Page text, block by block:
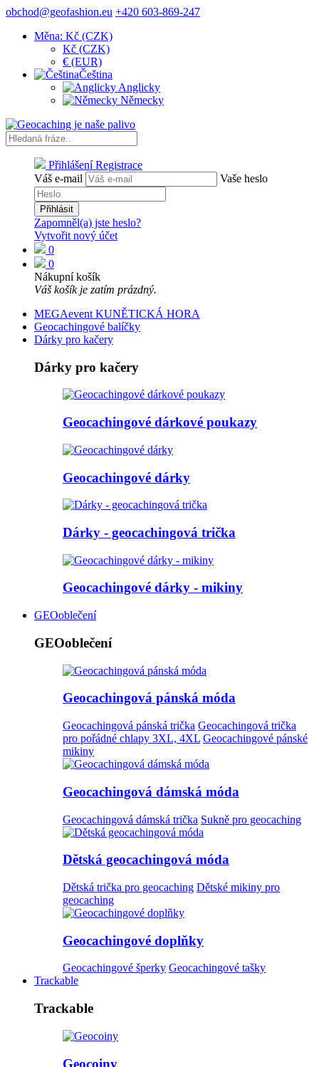
obchod@geofashion.eu +420 603-869-247
Měna: Kč (CZK)
Kč (CZK)
€ (EUR)
Čeština
Anglicky
Německy
Přihlášení Registrace
Váš e-mail
Vaše heslo
Přihlásit
Zapomněl(a) jste heslo?
Vytvořit nový účet
0
0
Nákupní košík
Váš košík je zatím prázdný.
MEGAevent KUNĚTICKÁ HORA
Geocachingové balíčky
Dárky pro kačery
Dárky pro kačery
Geocachingové dárkové poukazy
Geocachingové dárky
Dárky - geocachingová trička
Geocachingové dárky - mikiny
GEOoblečení
GEOoblečení
Geocachingová pánská móda
Geocachingová pánská trička Geocachingová trička
pro pořádné chlapy 3XL, 4XL Geocachingové pánské
mikiny
Geocachingová dámská móda
Geocachingová dámská trička Sukně pro geocaching
Dětská geocachingová móda
Dětská trička pro geocaching Dětské mikiny pro
geocaching
Geocachingové doplňky
Geocachingové šperky Geocachingové tašky
Trackable
Trackable
Geocoiny